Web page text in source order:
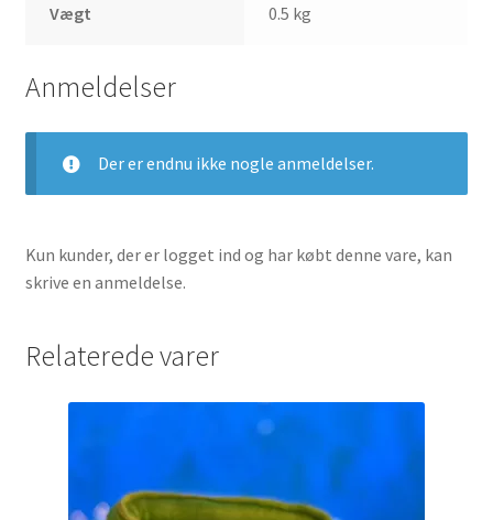
Vægt 0.5 kg
Anmeldelser
Der er endnu ikke nogle anmeldelser.
Kun kunder, der er logget ind og har købt denne vare, kan
skrive en anmeldelse.
Relaterede varer